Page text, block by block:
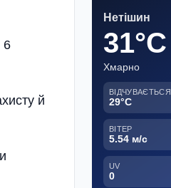
6
й
Нетішин
31°C
Хмарно
ВІДЧУВАЄТЬСЯ
29°C
ВІТЕР
5.54 м/с
UV
0